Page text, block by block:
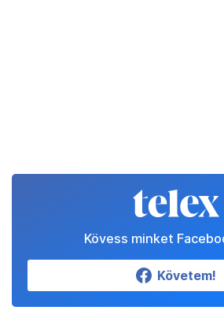
Kövess minket
Követem!